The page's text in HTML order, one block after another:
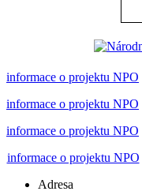
informace o projektu NPO
informace o projektu NPO
informace o projektu NPO
informace o projektu NPO
Adresa